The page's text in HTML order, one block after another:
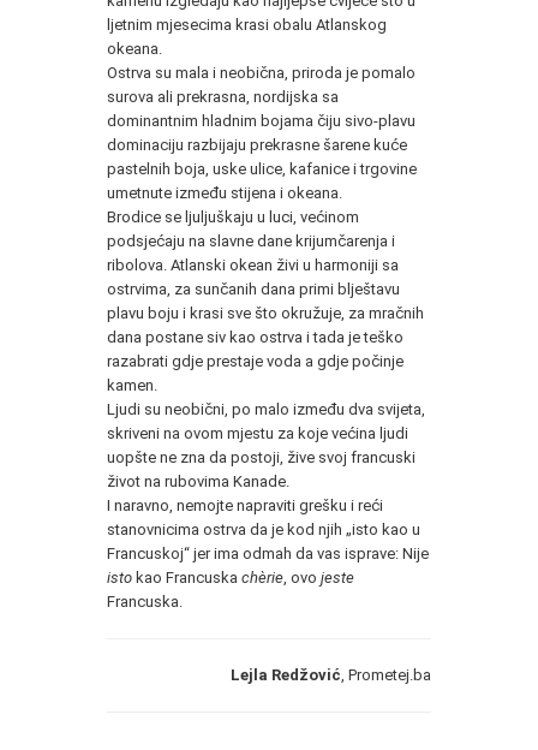
ljetnim mjesecima krasi obalu Atlanskog
okeana.
Ostrva su mala i neobična, priroda je pomalo
surova ali prekrasna, nordijska sa
dominantnim hladnim bojama čiju sivo-plavu
dominaciju razbijaju prekrasne šarene kuće
pastelnih boja, uske ulice, kafanice i trgovine
umetnute između stijena i okeana.
Brodice se ljuljuškaju u luci, većinom
podsjećaju na slavne dane krijumčarenja i
ribolova. Atlanski okean živi u harmoniji sa
ostrvima, za sunčanih dana primi blještavu
plavu boju i krasi sve što okružuje, za mračnih
dana postane siv kao ostrva i tada je teško
razabrati gdje prestaje voda a gdje počinje
kamen.
Ljudi su neobični, po malo između dva svijeta,
skriveni na ovom mjestu za koje većina ljudi
uopšte ne zna da postoji, žive svoj francuski
život na rubovima Kanade.
I naravno, nemojte napraviti grešku i reći
stanovnicima ostrva da je kod njih „isto kao u
Francuskoj“ jer ima odmah da vas isprave: Nije
isto kao Francuska chèrie, ovo jeste
Francuska.
Lejla Redžović, Prometej.ba